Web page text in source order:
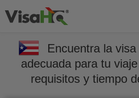
Encuentra la
adecuada para tu
requisitos y tiempo